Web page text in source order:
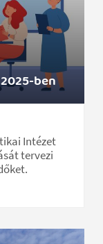
ben
Intézet
tervezi